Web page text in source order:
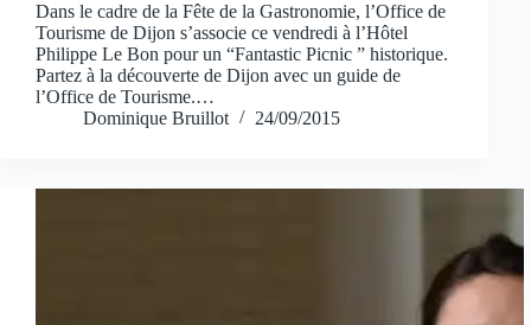
Dans le cadre de la Fête de la Gastronomie, l’Office de
Tourisme de Dijon s’associe ce vendredi à l’Hôtel
Philippe Le Bon pour un “Fantastic Picnic ” historique.
Partez à la découverte de Dijon avec un guide de
l’Office de Tourisme.…
Dominique Bruillot
24/09/2015